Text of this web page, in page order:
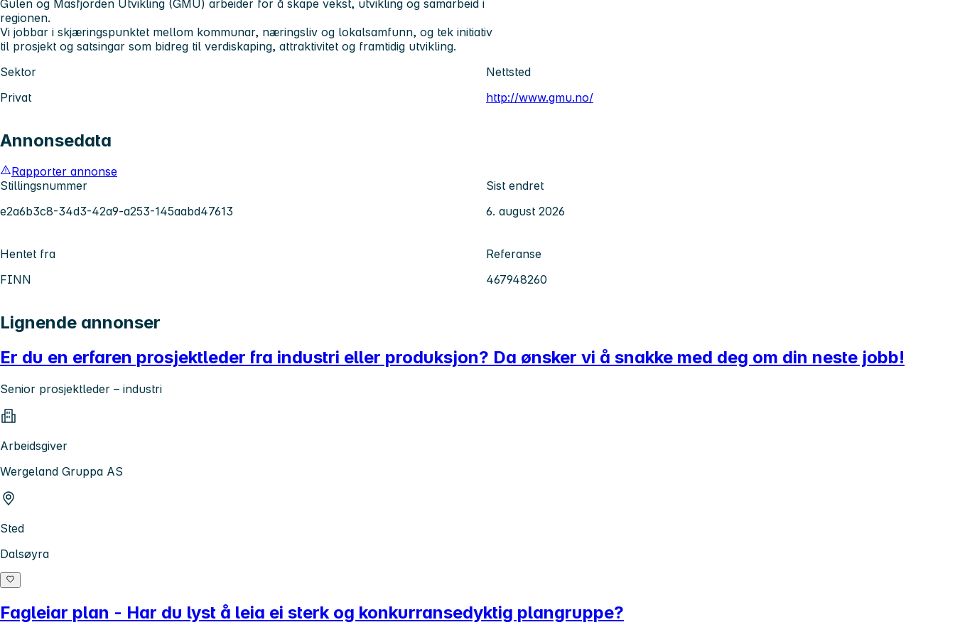
Gulen og Masfjorden Utvikling (GMU) arbeider for å skape vekst, utvikling og samarbeid i
regionen.
Vi jobbar i skjæringspunktet mellom kommunar, næringsliv og lokalsamfunn, og tek initiativ
til prosjekt og satsingar som bidreg til verdiskaping, attraktivitet og framtidig utvikling.
Sektor
Privat
Nettsted
http://www.gmu.no/
Annonsedata
Rapporter annonse
Stillingsnummer
e2a6b3c8-34d3-42a9-a253-145aabd47613
Sist endret
6. august 2026
Hentet fra
FINN
Referanse
467948260
Lignende annonser
Er du en erfaren prosjektleder fra industri eller produksjon? Da ønsker vi å snakke med deg om din neste jobb!
Senior prosjektleder – industri
Arbeidsgiver
Wergeland Gruppa AS
Sted
Dalsøyra
Fagleiar plan - Har du lyst å leia ei sterk og konkurransedyktig plangruppe?